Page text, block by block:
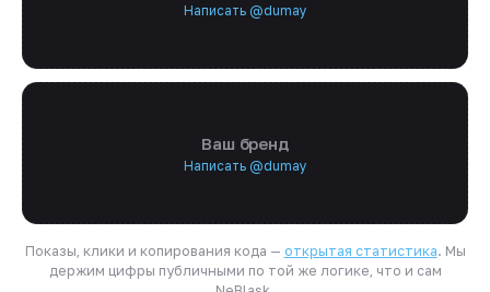
Написать @dumay
Ваш бренд
Написать @dumay
Показы, клики и копирования кода — открытая статистика. Мы
держим цифры публичными по той же логике, что и сам